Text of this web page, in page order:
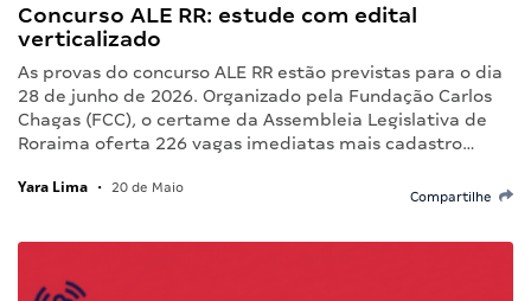
Concurso ALE RR: estude com edital
verticalizado
As provas do concurso ALE RR estão previstas para o dia
28 de junho de 2026. Organizado pela Fundação Carlos
Chagas (FCC), o certame da Assembleia Legislativa de
Roraima oferta 226 vagas imediatas mais cadastro…
Yara Lima • 20 de Maio
Compartilhe